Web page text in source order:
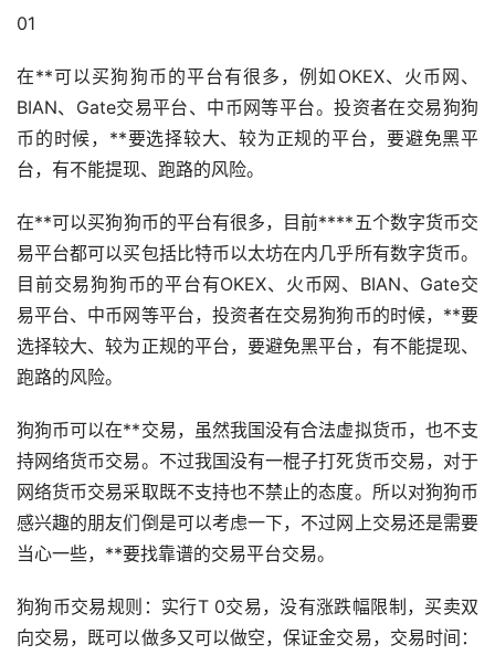
01
在**可以买狗狗币的平台有很多，例如OKEX、 火币网、
BIAN、Gate交易平台、中币网等平台。投资者在交易狗狗
币的时候，**要选择较大、较为正规的平台，要避免黑平
台，有不能提现、跑路的风险。
在**可以买狗狗币的平台有很多，目前****五个数字货币交
易平台都可以买包括比特币以太坊在内几乎所有数字货币。
目前交易狗狗币的平台有OKEX、火币网、BIAN、Gate交
易平台、中币网等平台，投资者在交易狗狗币的时候，**要
选择较大、较为正规的平台，要避免黑平台，有不能提现、
跑路的风险。
狗狗币可以在**交易，虽然我国没有合法虚拟货币，也不支
持网络货币交易。不过我国没有一棍子打死货币交易，对于
网络货币交易采取既不支持也不禁止的态度。所以对狗狗币
感兴趣的朋友们倒是可以考虑一下，不过网上交易还是需要
当心一些，**要找靠谱的交易平台交易。
狗狗币交易规则：实行T 0交易，没有涨跌幅限制，买卖双
向交易，既可以做多又可以做空，保证金交易，交易时间：